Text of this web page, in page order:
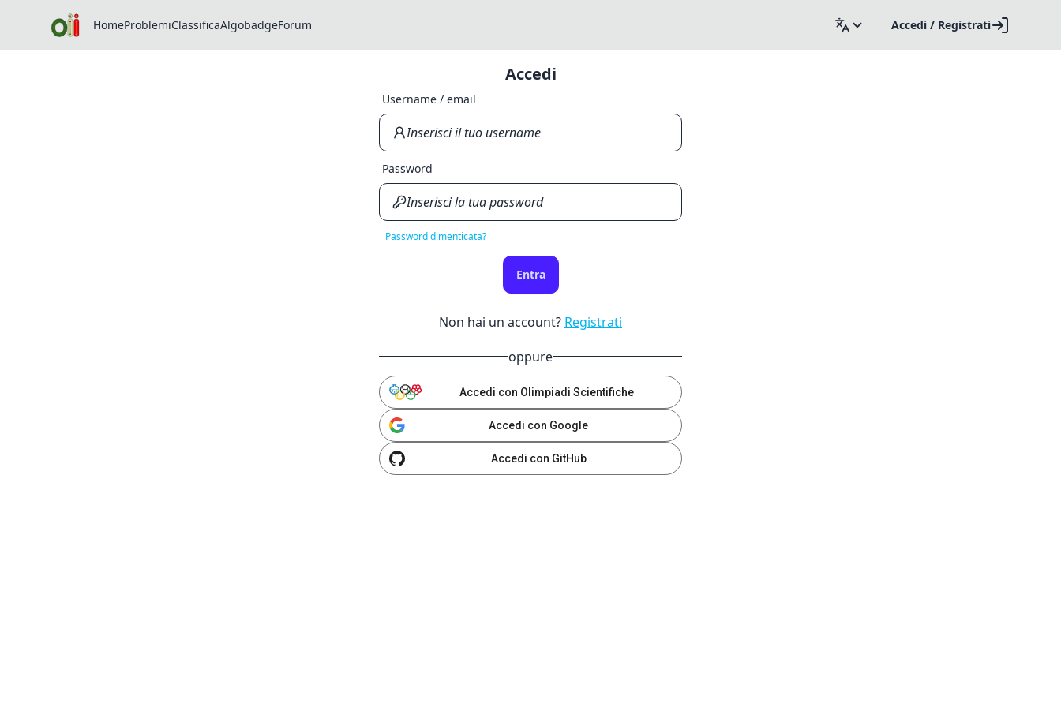
HomeProblemiClassificaAlgobadgeForum Accedi / Registrati
Accedi
Username / email
Password
Password dimenticata?
Entra
Non hai un account? Registrati
oppure
Accedi con Olimpiadi Scientifiche
Accedi con Google
Accedi con GitHub